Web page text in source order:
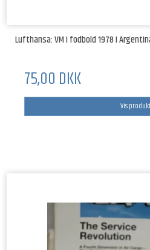
Lufthansa: VM i fodbold 1978 i
75,00 DKK
Vis